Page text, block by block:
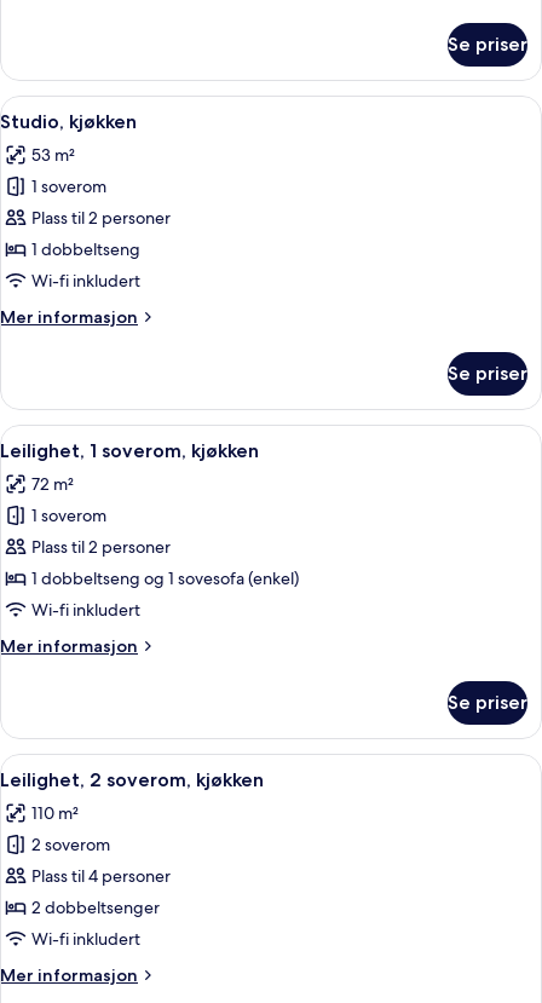
Se priser
Åpne
alle
bildene
av
Studio,
kjøkken
Studio, kjøkken | Allergitestet
6
Studio, kjøkken
53 m²
1 soverom
Plass til 2 personer
1 dobbeltseng
Wi-fi inkludert
Mer informasjon
Mer
kjøkken
Se priser
Åpne
alle
bildene
av
Leilighet,
1
soverom,
Allergitestet sengetøy, safe på
7
Leilighet, 1 soverom, kjøkken
72 m²
1 soverom
Plass til 2 personer
1 dobbeltseng og 1 sovesofa (enkel)
Wi-fi inkludert
Mer informasjon
Mer
1
soverom,
kjøkken
Se priser
Åpne
alle
bildene
av
Leilighet,
2
soverom,
En 65-tommers smart-TV med kabel-
8
Leilighet, 2 soverom, kjøkken
110 m²
2 soverom
Plass til 4 personer
2 dobbeltsenger
Wi-fi inkludert
Mer informasjon
Mer